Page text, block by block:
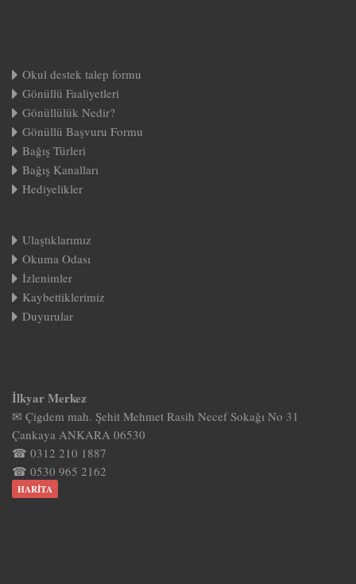
Okul destek talep formu
Gönüllü Faaliyetleri
Gönüllülük Nedir?
Gönüllü Başvuru Formu
Bağış Türleri
Bağış Kanalları
Hediyelikler
Ulaştıklarımız
Okuma Odası
İzlenimler
Kaybettiklerimiz
Duyurular
İlkyar Merkez
✉ Çigdem mah. Şehit Mehmet Rasih Necef Sokağı No 31
Çankaya ANKARA 06530
☎ 0312 210 1887
☎ 0530 965 2162
HARITA